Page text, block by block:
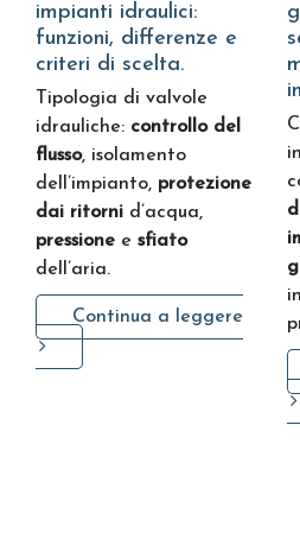
impianti idraulici:
funzioni, differenze e
criteri di scelta.
Tipologia di valvole
idrauliche: controllo del
flusso, isolamento
dell’impianto, protezione
dai ritorni d’acqua,
pressione e sfiato
dell’aria.
Continua a leggere